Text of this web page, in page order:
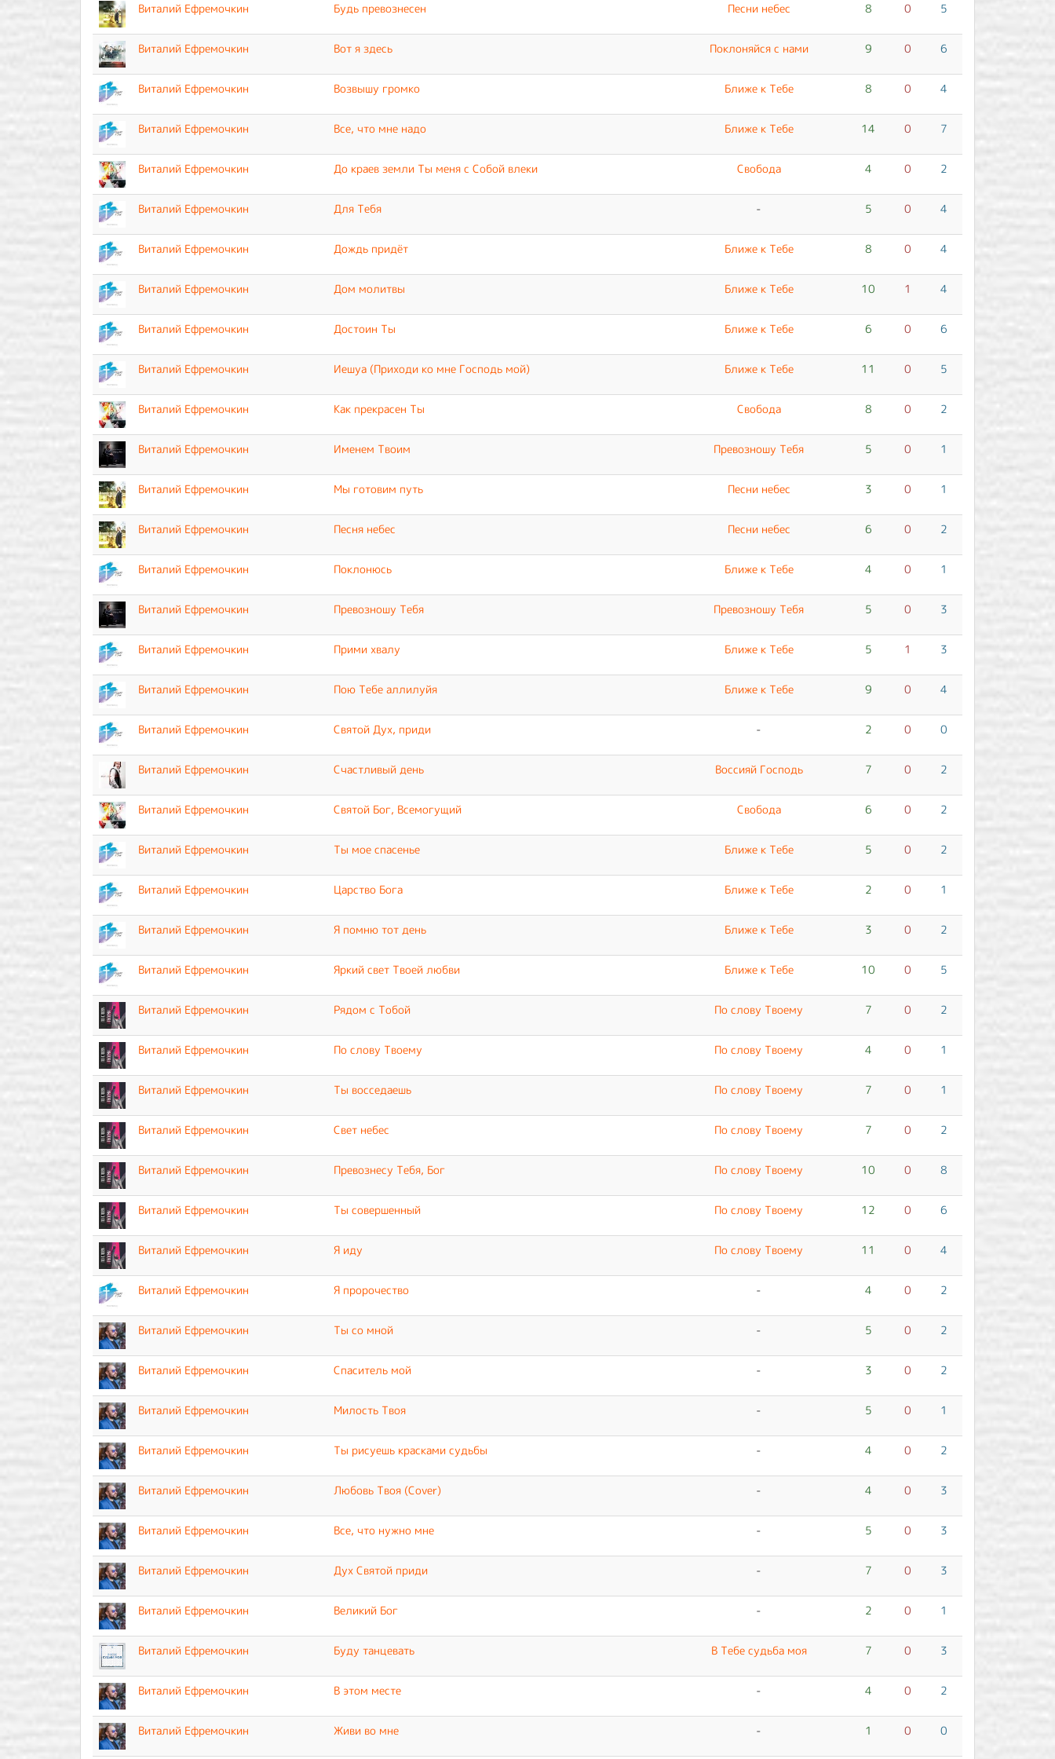
Виталий Ефремочкин Будь превознесен Песни небес 8 0 5
Виталий Ефремочкин Вот я здесь Поклоняйся с нами 9 0 6
Виталий Ефремочкин Возвышу громко Ближе к Тебе 8 0 4
Виталий Ефремочкин Все, что мне надо Ближе к Тебе 14 0 7
Виталий Ефремочкин До краев земли Ты меня с Собой влеки Свобода 4 0 2
Виталий Ефремочкин Для Тебя - 5 0 4
Виталий Ефремочкин Дождь придёт Ближе к Тебе 8 0 4
Виталий Ефремочкин Дом молитвы Ближе к Тебе 10 1 4
Виталий Ефремочкин Достоин Ты Ближе к Тебе 6 0 6
Виталий Ефремочкин Иешуа (Приходи ко мне Господь мой) Ближе к Тебе 11 0 5
Виталий Ефремочкин Как прекрасен Ты Свобода 8 0 2
Виталий Ефремочкин Именем Твоим Превозношу Тебя 5 0 1
Виталий Ефремочкин Мы готовим путь Песни небес 3 0 1
Виталий Ефремочкин Песня небес Песни небес 6 0 2
Виталий Ефремочкин Поклонюсь Ближе к Тебе 4 0 1
Виталий Ефремочкин Превозношу Тебя Превозношу Тебя 5 0 3
Виталий Ефремочкин Прими хвалу Ближе к Тебе 5 1 3
Виталий Ефремочкин Пою Тебе аллилуйя Ближе к Тебе 9 0 4
Виталий Ефремочкин Святой Дух, приди - 2 0 0
Виталий Ефремочкин Счастливый день Воссияй Господь 7 0 2
Виталий Ефремочкин Святой Бог, Всемогущий Свобода 6 0 2
Виталий Ефремочкин Ты мое спасенье Ближе к Тебе 5 0 2
Виталий Ефремочкин Царство Бога Ближе к Тебе 2 0 1
Виталий Ефремочкин Я помню тот день Ближе к Тебе 3 0 2
Виталий Ефремочкин Яркий свет Твоей любви Ближе к Тебе 10 0 5
Виталий Ефремочкин Рядом с Тобой По слову Твоему 7 0 2
Виталий Ефремочкин По слову Твоему По слову Твоему 4 0 1
Виталий Ефремочкин Ты восседаешь По слову Твоему 7 0 1
Виталий Ефремочкин Свет небес По слову Твоему 7 0 2
Виталий Ефремочкин Превознесу Тебя, Бог По слову Твоему 10 0 8
Виталий Ефремочкин Ты совершенный По слову Твоему 12 0 6
Виталий Ефремочкин Я иду По слову Твоему 11 0 4
Виталий Ефремочкин Я пророчество - 4 0 2
Виталий Ефремочкин Ты со мной - 5 0 2
Виталий Ефремочкин Спаситель мой - 3 0 2
Виталий Ефремочкин Милость Твоя - 5 0 1
Виталий Ефремочкин Ты рисуешь красками судьбы - 4 0 2
Виталий Ефремочкин Любовь Твоя (Cover) - 4 0 3
Виталий Ефремочкин Все, что нужно мне - 5 0 3
Виталий Ефремочкин Дух Святой приди - 7 0 3
Виталий Ефремочкин Великий Бог - 2 0 1
Виталий Ефремочкин Буду танцевать В Тебе судьба моя 7 0 3
Виталий Ефремочкин В этом месте - 4 0 2
Виталий Ефремочкин Живи во мне - 1 0 0